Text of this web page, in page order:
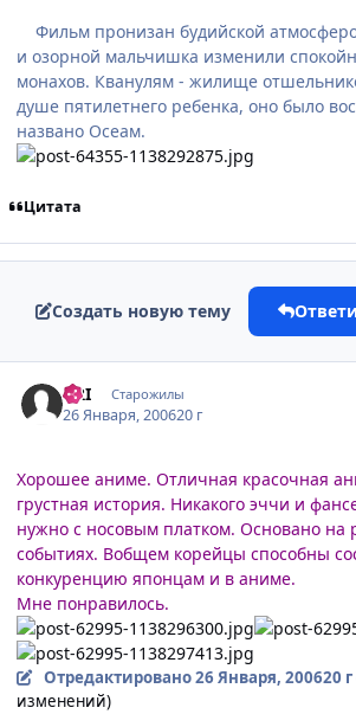
Фильм пронизан будийской
и озорной мальчишка изменили
монахов. Кванулям - жилище
душе пятилетнего ребенка, оно было
названо Осеам.
Цитата
Создать новую тему
GRI Старожилы
26 Января, 200620 г
Хорошее аниме. Отличная красочная
грустная история. Никакого эччи и
нужно с носовым платком. Основано на
событиях. Вобщем корейцы способны
конкуренцию японцам и в аниме.
Мне понравилось.
Отредактировано26 Января, 200620 г
изменений)